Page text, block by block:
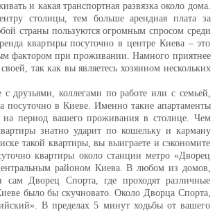
и какая транспортная развязка около дома.
столицы, тем больше арендная плата за
страны пользуются огромным спросом среди
квартиры посуточно в центре Киева – это
фактором при проживании. Намного приятнее
так как вы являетесь хозяином нескольких
друзьями, коллегами по работе или с семьей,
посуточно в Киеве. Именно такие апартаменты
период вашего проживания в столице. Чем
знатно ударит по кошельку и карману
такой квартиры, вы выиграете и сэкономите
квартиры около станции метро «Дворец
районом Киева. В любом из домов,
Дворец Спорта, где проходят различные
было бы скучновато. Около Дворца Спорта,
В пределах 5 минут ходьбы от вашего